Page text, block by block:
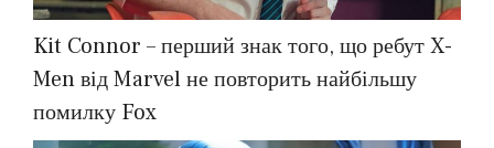
Kit Connor – перший знак того, що ребут X-
Men від Marvel не повторить найбільшу
помилку Fox